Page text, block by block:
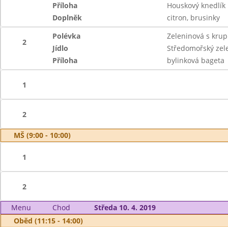
Příloha
Houskový knedlík
Doplněk
citron, brusinky
2
Polévka
Zeleninová s
Jídlo
Středomořský
Příloha
bylinková bageta
1
2
MŠ (9:00 - 10:00)
1
2
Menu Chod
Středa 10. 4. 2019
Oběd (11:15 - 14:00)